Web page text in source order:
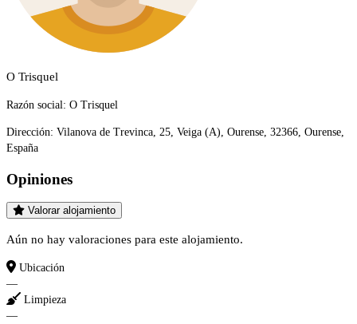
O Trisquel
Razón social: O Trisquel
Dirección: Vilanova de Trevinca, 25, Veiga (A), Ourense, 32366, Ourense,
España
Opiniones
Valorar alojamiento
Aún no hay valoraciones para este alojamiento.
Ubicación
—
Limpieza
—